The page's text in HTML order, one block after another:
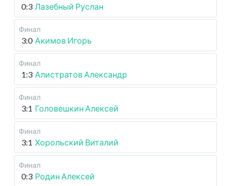
0:3 Лазебный Руслан
Финал
3:0 Акимов Игорь
Финал
1:3 Алистратов Александр
Финал
3:1 Головешкин Алексей
Финал
3:1 Хорольский Виталий
Финал
0:3 Родин Алексей